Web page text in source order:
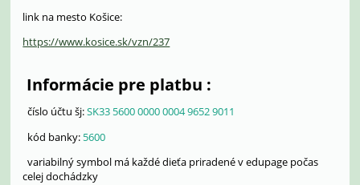
link na mesto Košice:
https://www.kosice.sk/vzn/237
Informácie pre platbu :
číslo účtu šj:SK33 5600 0000 0004 9652 9011
kód banky: 5600
variabilný symbol má každé dieťa priradené v edupage počas
celej dochádzky